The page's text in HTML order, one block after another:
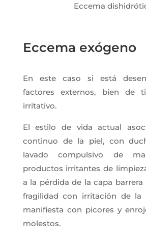
Eccema
Eccema exógeno
En este caso si está
factores externos, bien de
irritativo.
El estilo de vida actual
continuo de la piel, con
lavado compulsivo de
productos irritantes de
a la pérdida de la capa
fragilidad con irritación de la
manifiesta con picores y
molestos.